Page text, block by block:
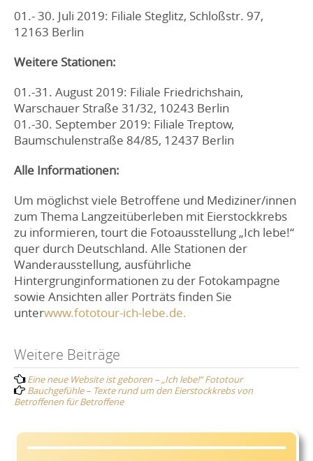
01.- 30. Juli 2019: Filiale Steglitz, Schloßstr. 97,
12163 Berlin
Weitere Stationen:
01.-31. August 2019: Filiale Friedrichshain,
Warschauer Straße 31/32, 10243 Berlin
01.-30. September 2019: Filiale Treptow,
Baumschulenstraße 84/85, 12437 Berlin
Alle Informationen:
Um möglichst viele Betroffene und Mediziner/innen
zum Thema Langzeitüberleben mit Eierstockkrebs
zu informieren, tourt die Fotoausstellung „Ich lebe!“
quer durch Deutschland. Alle Stationen der
Wanderausstellung, ausführliche
Hintergrunginformationen zu der Fotokampagne
sowie Ansichten aller Porträts finden Sie
unterwww.fototour-ich-lebe.de.
Post
navigation
Weitere Beiträge
Eine neue Website ist geboren – „Ich lebe!“ Fototour
Bauchgefühle – Texte rund um den Eierstockkrebs von
Betroffenen für Betroffene